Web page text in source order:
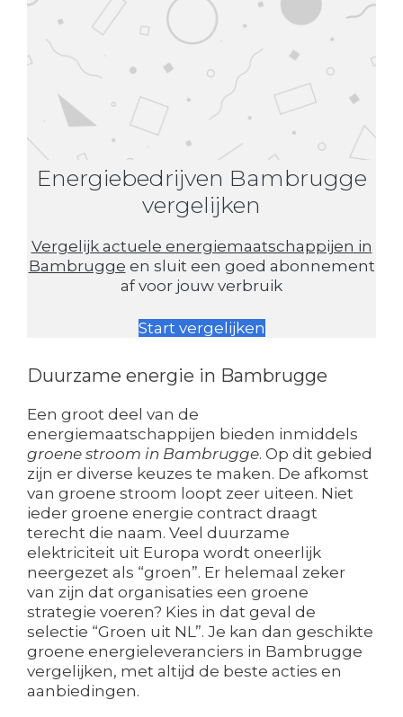
Energiebedrijven Bambrugge
vergelijken
Vergelijk actuele energiemaatschappijen in
Bambrugge en sluit een goed abonnement
af voor jouw verbruik
Start vergelijken
Duurzame energie in Bambrugge
Een groot deel van de
energiemaatschappijen bieden inmiddels
groene stroom in Bambrugge. Op dit gebied
zijn er diverse keuzes te maken. De afkomst
van groene stroom loopt zeer uiteen. Niet
ieder groene energie contract draagt
terecht die naam. Veel duurzame
elektriciteit uit Europa wordt oneerlijk
neergezet als “groen”. Er helemaal zeker
van zijn dat organisaties een groene
strategie voeren? Kies in dat geval de
selectie “Groen uit NL”. Je kan dan geschikte
groene energieleveranciers in Bambrugge
vergelijken, met altijd de beste acties en
aanbiedingen.